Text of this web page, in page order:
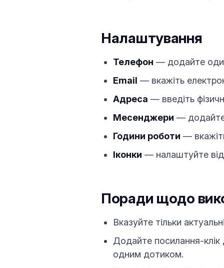
Налаштування
Телефон — додайте
Email — вкажіть
Адреса — введіть
Месенджери — додайте
Години роботи —
Іконки — налаштуйте
Поради щодо
Вказуйте тільки
Додайте посилання-
одним дотиком.